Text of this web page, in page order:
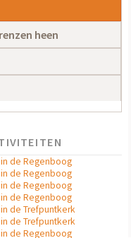
heen
in de Regenboog
in de Regenboog
in de Regenboog
in de Regenboog
de Trefpuntkerk
de Trefpuntkerk
in de Regenboog